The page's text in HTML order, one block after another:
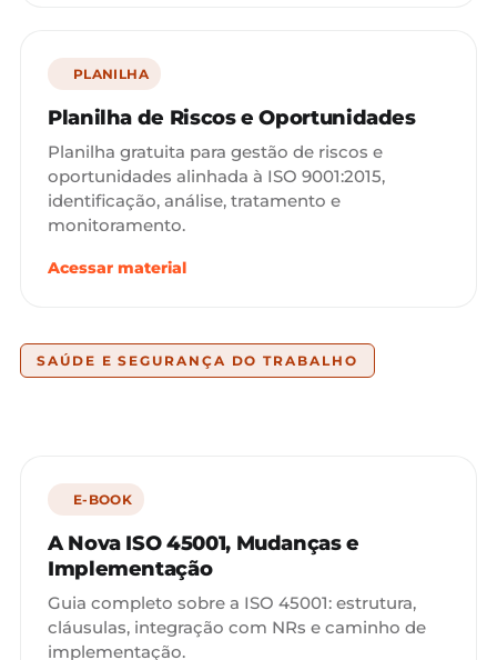
PLANILHA
Planilha de Riscos e Oportunidades
Planilha gratuita para gestão de riscos e
oportunidades alinhada à ISO 9001:2015,
identificação, análise, tratamento e
monitoramento.
Acessar material
SAÚDE E SEGURANÇA DO TRABALHO
E-BOOK
A Nova ISO 45001, Mudanças e
Implementação
Guia completo sobre a ISO 45001: estrutura,
cláusulas, integração com NRs e caminho de
implementação.